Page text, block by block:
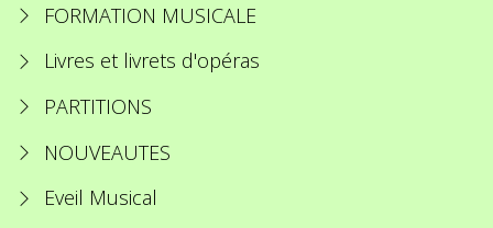
FORMATION MUSICALE
Livres et livrets d'opéras
PARTITIONS
NOUVEAUTES
Eveil Musical